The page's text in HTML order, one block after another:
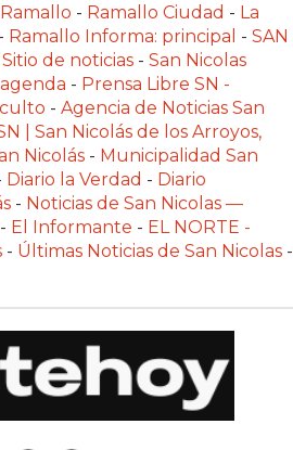
- Ramallo Ciudad - La
- Ramallo Informa: principal - SAN
Sitio de noticias - San Nicolas
- Prensa Libre SN -
- Agencia de Noticias San
| San Nicolás de los Arroyos,
Nicolás - Municipalidad San
Diario la Verdad - Diario
- Noticias de San Nicolas —
- El Informante - EL NORTE -
- Últimas Noticias de San Nicolas -